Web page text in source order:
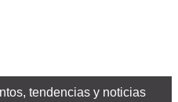
tendencias y noticias